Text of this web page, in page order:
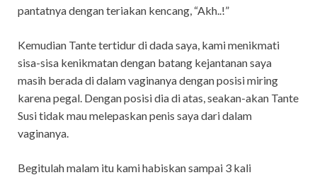
pantatnya dengan teriakan kencang, “Akh..!”
Kemudian Tante tertidur di dada saya, kami menikmati
sisa-sisa kenikmatan dengan batang kejantanan saya
masih berada di dalam vaginanya dengan posisi miring
karena pegal. Dengan posisi dia di atas, seakan-akan Tante
Susi tidak mau melepaskan penis saya dari dalam
vaginanya.
Begitulah malam itu kami habiskan sampai 3 kali